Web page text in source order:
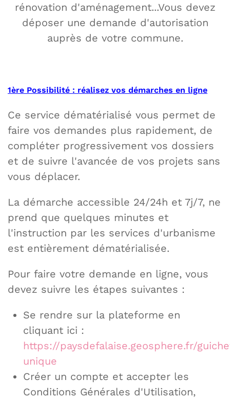
rénovation d'aménagement...Vous devez
déposer une demande d'autorisation
auprès de votre commune.
1ère Possibilité : réalisez vos démarches en ligne
Ce service dématérialisé vous permet de
faire vos demandes plus rapidement, de
compléter progressivement vos dossiers
et de suivre l'avancée de vos projets sans
vous déplacer.
La démarche accessible 24/24h et 7j/7, ne
prend que quelques minutes et
l'instruction par les services d'urbanisme
est entièrement dématérialisée.
Pour faire votre demande en ligne, vous
devez suivre les étapes suivantes :
Se rendre sur la plateforme en
cliquant ici :
https://paysdefalaise.geosphere.fr/
unique
Créer un compte et accepter les
Conditions Générales d'Utilisation,